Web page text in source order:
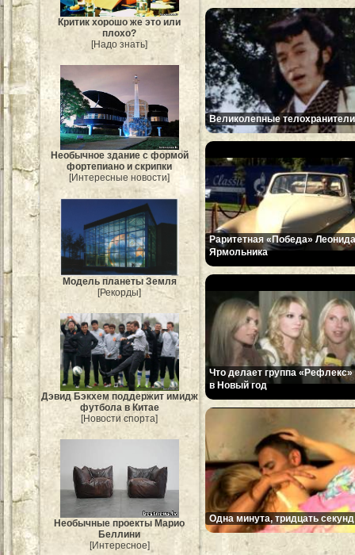
Критик хорошо же это или
плохо?
[Надо знать]
Необычное здание с формой
фортепиано и скрипки
[Интересные новости]
Модель планеты Земля
[Рекорды]
Дэвид Бэкхем поддержит имидж
футбола в Китае
[Новости спорта]
Необычные проекты Марио
Беллини
[Интересное]
Великолепные телохранители
Раритетная «Победа» Леонида
Ярмольника
Что делает группа «Рефлекс»
в Новый год
Одна минута, тридцать секунд